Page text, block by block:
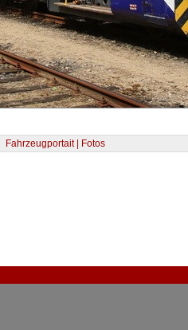
Fahrzeugportait | Fotos